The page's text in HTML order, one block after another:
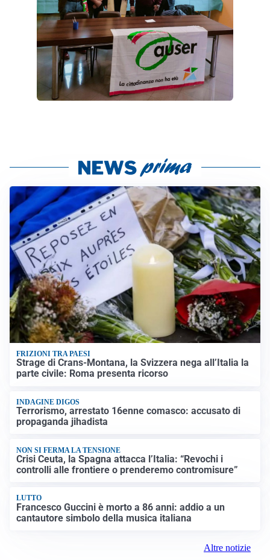
FRIZIONI TRA PAESI
Strage di Crans-Montana, la Svizzera nega all’Italia la
parte civile: Roma presenta ricorso
INDAGINE DIGOS
Terrorismo, arrestato 16enne comasco: accusato di
propaganda jihadista
NON SI FERMA LA TENSIONE
Crisi Ceuta, la Spagna attacca l’Italia: “Revochi i
controlli alle frontiere o prenderemo contromisure”
LUTTO
Francesco Guccini è morto a 86 anni: addio a un
cantautore simbolo della musica italiana
Altre notizie